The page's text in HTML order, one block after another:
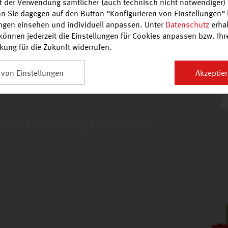
Markthof Gut
bequem zu
Sie dagegen auf den Button “Konfigurieren von
einsehen und individuell anpassen. UnterDatenschutz
jederzeit die Einstellungen für Cookies anpassen bzw.
für die Zukunft widerrufen.
Einstellungen